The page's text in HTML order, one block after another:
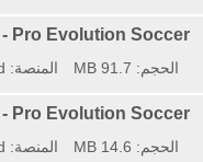
- Pro Evolution Soccer
الحجم: 91.7 MB المنصة: Android
- Pro Evolution Soccer
الحجم: 14.6 MB المنصة: Android